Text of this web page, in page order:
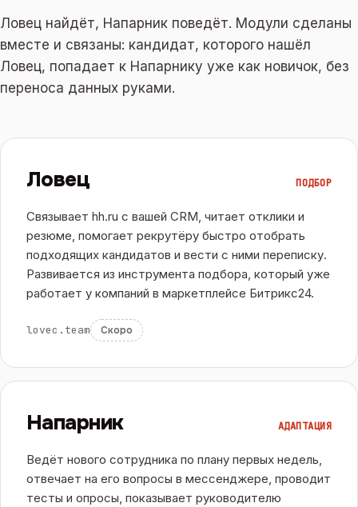
Ловец найдёт, Напарник поведёт. Модули сделаны
вместе и связаны: кандидат, которого нашёл
Ловец, попадает к Напарнику уже как новичок, без
переноса данных руками.
Ловец ПОДБОР
Связывает hh.ru с вашей CRM, читает отклики и
резюме, помогает рекрутёру быстро отобрать
подходящих кандидатов и вести с ними переписку.
Развивается из инструмента подбора, который уже
работает у компаний в маркетплейсе Битрикс24.
lovec.team Скоро
Напарник АДАПТАЦИЯ
Ведёт нового сотрудника по плану первых недель,
отвечает на его вопросы в мессенджере, проводит
тесты и опросы, показывает руководителю